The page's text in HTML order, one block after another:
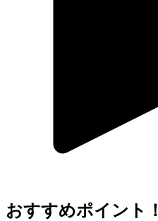
おすすめポイント！